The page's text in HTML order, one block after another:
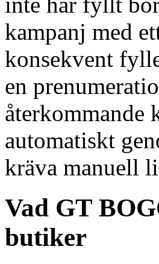
kampanj med
konsekvent
en
återkommande
automatiskt
kräva manuell
Vad GT
butiker